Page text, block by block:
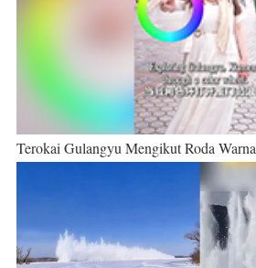
Terokai Gulangyu Mengikut Roda Warna